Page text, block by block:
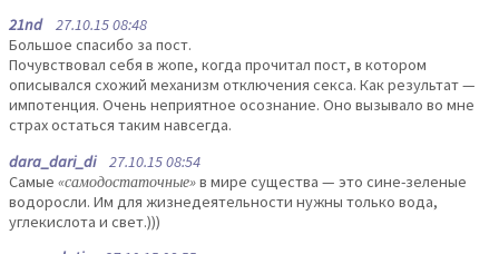
21nd27.10.15 08:48
Большое спасибо за пост.
Почувствовал себя в жопе, когда прочитал пост, в котором
описывался схожий механизм отключения секса. Как результат —
импотенция. Очень неприятное осознание. Оно вызывало во мне
страх остаться таким навсегда.
dara_dari_di27.10.15 08:54
Самые «самодостаточные»в мире существа — это сине-зеленые
водоросли. Им для жизнедеятельности нужны только вода,
углекислота и свет.)))